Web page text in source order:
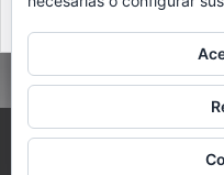
PROUDLY POWERED BY